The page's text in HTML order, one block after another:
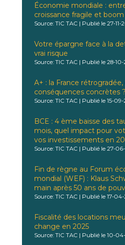
Économie mondiale :
croissance fragile et
Source: TIC TAC Publié le 27-11-
Votre épargne face à la
vrai risque
Source: TIC TAC Publié le 28-
A+ : la France
conséquences concrètes ?
Source: TIC TAC Publié le 15-
BCE : 4 ème baisse des
mois, quel impact pour
vos investissements en
Source: TIC TAC Publié le 27-
Fin de règne au Forum
mondial (WEF) : Klaus
main après 50 ans de
Source: TIC TAC Publié le 17-
Fiscalité des locations
change en 2025
Source: TIC TAC Publié le 10-